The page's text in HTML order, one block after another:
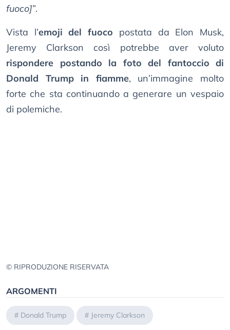
fuoco]”.
Vista l’emoji del fuoco postata da Elon Musk,
Jeremy Clarkson così potrebbe aver voluto
rispondere postando la foto del fantoccio di
Donald Trump in fiamme, un’immagine molto
forte che sta continuando a generare un vespaio
di polemiche.
© RIPRODUZIONE RISERVATA
ARGOMENTI
# Donald Trump # Jeremy Clarkson